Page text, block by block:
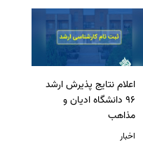
اعلام نتایج پذیرش ارشد
96 دانشگاه ادیان و
مذاهب
اخبار